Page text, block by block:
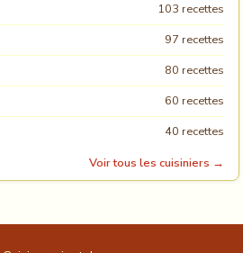
103 recettes
97 recettes
80 recettes
60 recettes
40 recettes
Voir tous les cuisiniers →